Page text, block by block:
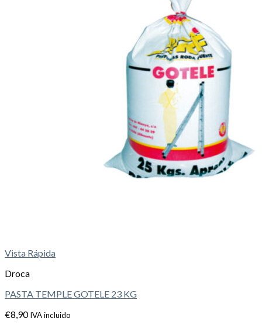
Vista Rápida
Droca
PASTA TEMPLE GOTELE 23 KG
€8,90 IVA incluido